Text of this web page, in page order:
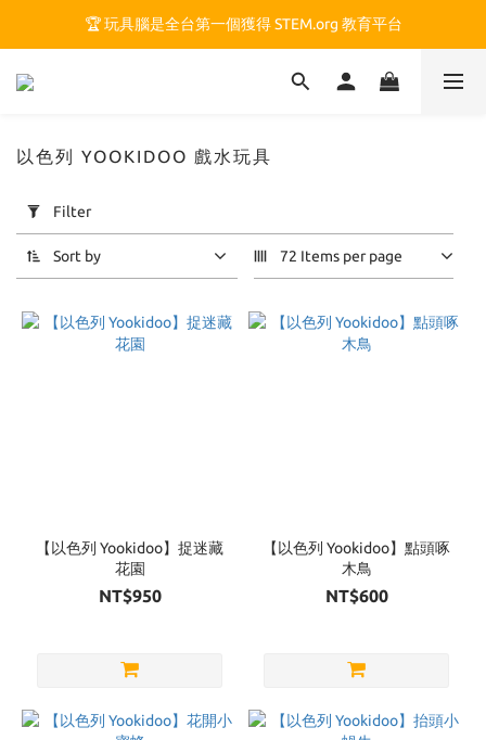
🏆 玩具腦是全台第一個獲得 STEM.org 教育平台
🏆 玩具腦是全台第一個獲得 STEM.org 教育平台
🍎 玩具腦最特別的 VIP 制度 👉
Filter
(0/20)
Range
yookidoo
以色列 YOOKIDOO 戲水玩具
Filter
Sort by 72 Items per page
【以色列 Yookidoo】捉迷藏
花園
NT$950
【以色列 Yookidoo】點頭啄
木鳥
NT$600